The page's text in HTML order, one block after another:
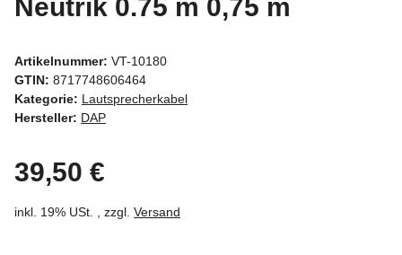
Neutrik 0.75 m 0,75 m
Artikelnummer: VT-10180
GTIN: 8717748606464
Kategorie: Lautsprecherkabel
Hersteller: DAP
39,50 €
inkl. 19% USt. , zzgl. Versand